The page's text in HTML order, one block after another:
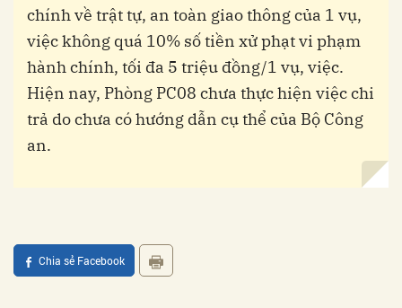
chính về trật tự, an toàn giao thông của 1 vụ,
việc không quá 10% số tiền xử phạt vi phạm
hành chính, tối đa 5 triệu đồng/1 vụ, việc.
Hiện nay, Phòng PC08 chưa thực hiện việc chi
trả do chưa có hướng dẫn cụ thể của Bộ Công
an.
Chia sẻ Facebook